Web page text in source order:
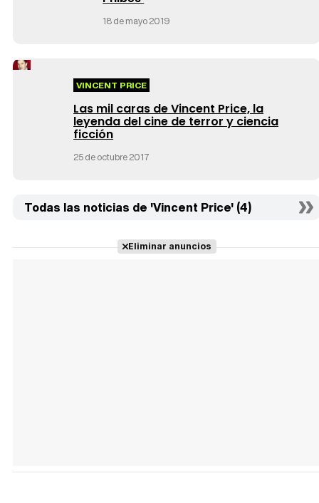
18 de mayo 2019
VINCENT PRICE
Las mil caras de Vincent Price, la
leyenda del cine de terror y ciencia
ficción
25 de octubre 2017
Todas las noticias de 'Vincent Price' (4)
Eliminar anuncios